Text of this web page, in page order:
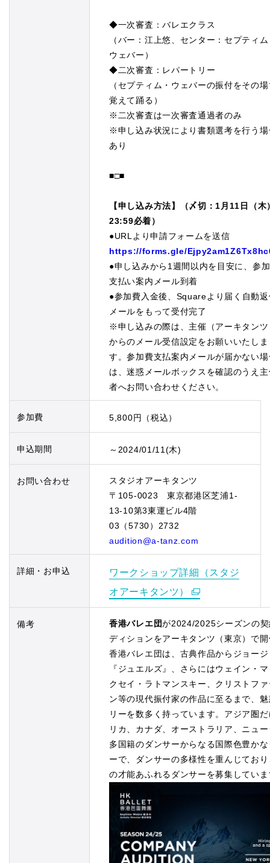
◆一次審査：バレエクラス
（バー：江上悠、センター：セプティ
ウェバー）
◆二次審査：レパートリー
（セプティム・ウェバーの振付をその
覚えて踊る）
※二次審査は一次審査通過者のみ
※申し込み状況により書類選考を行う場
あり
■□■
【申し込み方法】（〆切：1月11日（木
23:59必着）
●URLより申請フォームを送信
https://forms.gle/
●申し込みから1週間以内を目安に、参
支払い案内メール到着
●参加費入金後、 Squareより届く自動
メールをもって受付完了
※申し込みの際は、主催（アーキタンツ
からのメール受信設定をお願いいたしま
す。参加費支払案内メールが届かない
は、迷惑メールボックスを確認のうえ
者へお問い合わせください。
参加費 5,800円（税込）
申込期間 ～2024/01/11(木)
お問い合わせ
スタジオアーキタンツ
〒105-0023 東京都港区芝浦1-
13-10第3東運ビル4階
03（5730）2732
audition@a-tanz.com
詳細・お申込
ワークショップ詳細（スタジ
オアーキタンツ）
備考 香港バレエ団が2024/2025シーズンの
ディションをアーキタンツ（東京）で
香港バレエ団は、古典作品からジョー
『ジュエルズ』、さらにはウェイン・
クセイ・ラトマンスキー、クリストフ
ン等の現代振付家の作品に至るまで、
リーを数多く持っています。アジア圏
リカ、カナダ、オーストラリア、ニュ
多国籍のダンサーからなる国際色豊か
ーで、ダンサーの多様性を重んじてお
の才能あふれるダンサーを募集してい